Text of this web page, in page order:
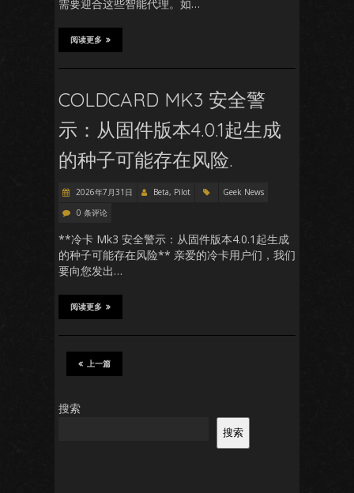
需要迎合这些智能代理。如…
阅读更多
COLDCARD MK3 安全警
示：从固件版本4.0.1起生成
的种子可能存在风险.
2026年7月31日 Beta, Pilot
Geek News
0 条评论
**冷卡 Mk3 安全警示：从固件版本4.0.1起生成
的种子可能存在风险** 亲爱的冷卡用户们，我们
要向您发出…
阅读更多
上一篇
搜索
搜索